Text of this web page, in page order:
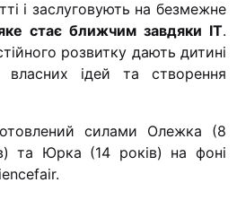
і заслуговують на безмежне
стає ближчим завдяки IT.
розвитку дають дитині
власних ідей та створення
силами Олежка (8
та Юрка (14 років) на фоні